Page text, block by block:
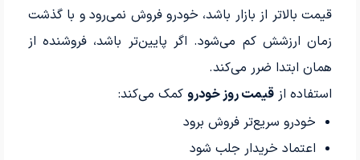
قیمت بالاتر از بازار باشد، خودرو فروش نمی‌رود و با گذشت
زمان ارزشش کم می‌شود. اگر پایین‌تر باشد، فروشنده از
همان ابتدا ضرر می‌کند.
استفاده از قیمت روز خودروکمک می‌کند:
خودرو سریع‌تر فروش برود
اعتماد خریدار جلب شود